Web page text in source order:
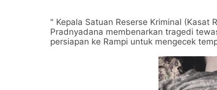
" Kepala Satuan Reserse Kriminal (Kasat
Pradnyadana membenarkan tragedi
persiapan ke Rampi untuk mengecek